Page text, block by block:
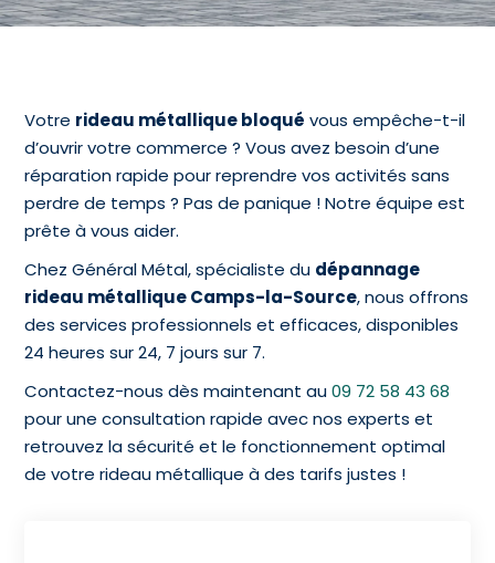
Votre rideau métallique bloqué vous empêche-t-il
d’ouvrir votre commerce ? Vous avez besoin d’une
réparation rapide pour reprendre vos activités sans
perdre de temps ? Pas de panique ! Notre équipe est
prête à vous aider.
Chez Général Métal, spécialiste du dépannage
rideau métallique Camps-la-Source, nous offrons
des services professionnels et efficaces, disponibles
24 heures sur 24, 7 jours sur 7.
Contactez-nous dès maintenant au09 72 58 43 68
pour une consultation rapide avec nos experts et
retrouvez la sécurité et le fonctionnement optimal
de votre rideau métallique à des tarifs justes !